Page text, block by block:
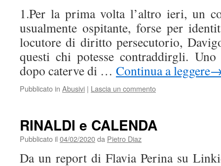
1.Per la prima volta l’altro ieri, un
usualmente ospitante, forse per
locutore di diritto persecutorio,
questi chi potesse contraddirgli.
dopo caterve di … Continua a leggere
Pubblicato in Abusivi | Lascia un commento
RINALDI e CALENDA
Pubblicato il 04/02/2020da Pietro Diaz
Da un report di Flavia Perina su